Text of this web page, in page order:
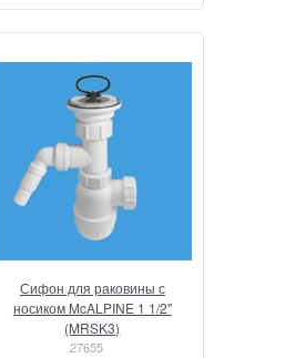
Сифон для раковины с
носиком McALPINE 1 1/2"
(MRSK3)
27655